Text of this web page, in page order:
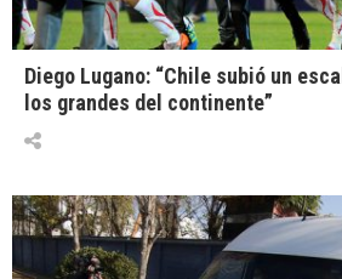
Diego Lugano: “Chile subió un
los grandes del continente”